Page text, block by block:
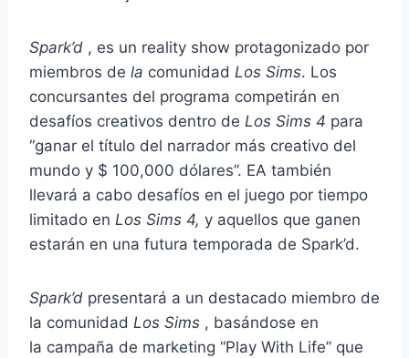
Spark’d , es un reality show protagonizado por
miembros de la comunidad Los Sims. Los
concursantes del programa competirán en
desafíos creativos dentro de Los Sims 4 para
“ganar el título del narrador más creativo del
mundo y $ 100,000 dólares”. EA también
llevará a cabo desafíos en el juego por tiempo
limitado en Los Sims 4, y aquellos que ganen
estarán en una futura temporada de Spark’d.
Spark’d presentará a un destacado miembro de
la comunidad Los Sims , basándose en
la campaña de marketing “Play With Life” que